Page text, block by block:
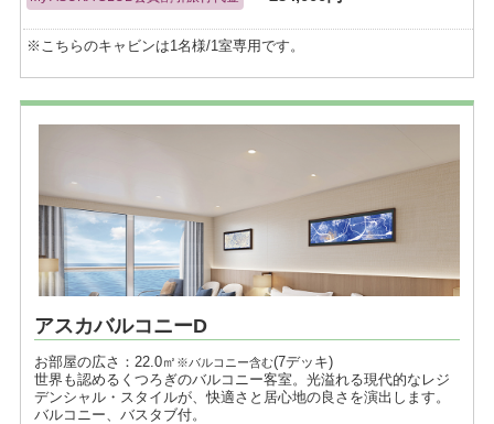
※こちらのキャビンは1名様/1室専用です。
アスカバルコニーD
お部屋の広さ：22.0㎡ ※バルコニー含む(7デッキ)
世界も認めるくつろぎのバルコニー客室。光溢れる現代的なレジ
デンシャル・スタイルが、快適さと居心地の良さを演出します。
バルコニー、バスタブ付。